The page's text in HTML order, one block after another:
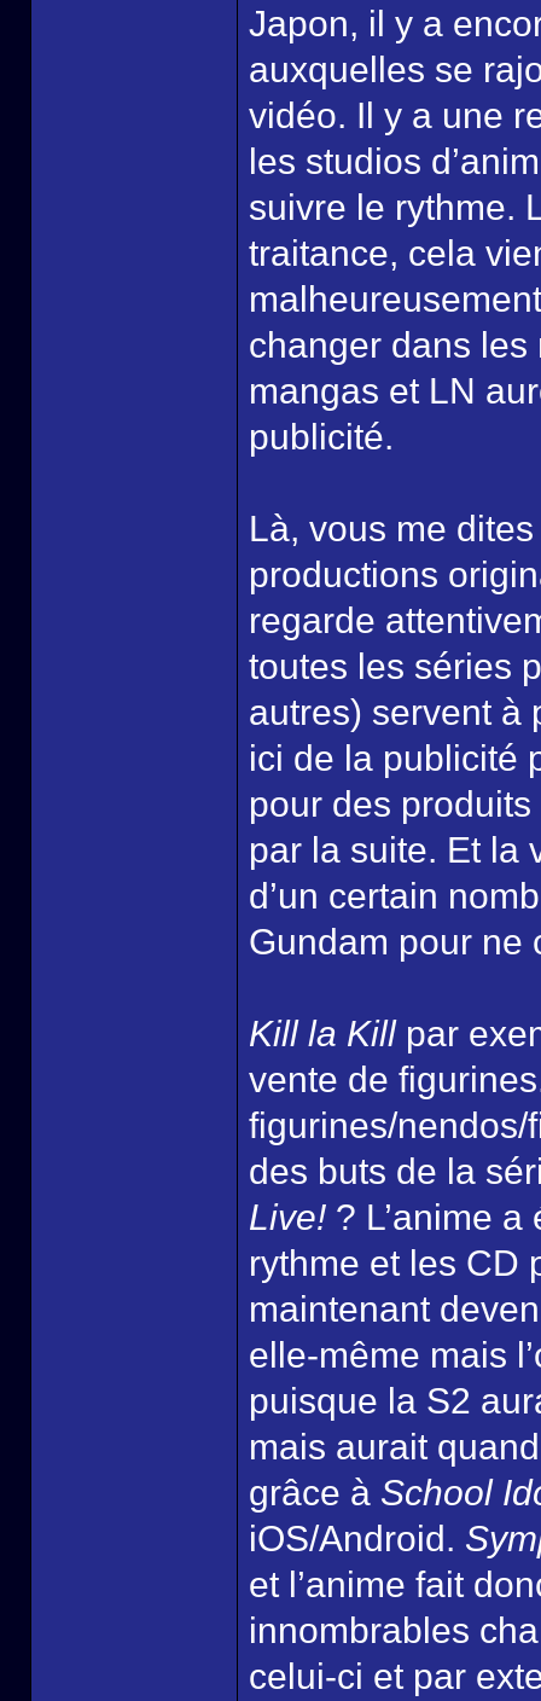
Japon, il y a
auxquelles se
vidéo. Il y a une
les studios
suivre le rythme.
traitance, cela
changer dans
mangas et LN
publicité.
Là, vous me
productions
regarde
toutes les séries
autres) servent à
ici de la publicité
pour des
par la suite. Et la
d’un certain
Gundam pour ne
Kill la Killpar
vente de
figurines/nendos/
des buts de la
Live! ? L’anime
rythme et les CD
maintenant
elle-même mais
puisque la S2
mais aurait
grâce à School
iOS/Android.
et l’anime fait
innombrables
celui-ci et par